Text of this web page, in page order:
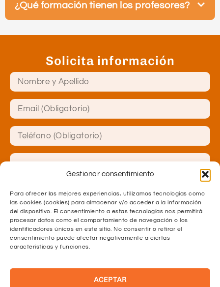
Gestionar consentimiento
Para ofrecer las mejores experiencias, utilizamos tecnologías como
las cookies (cookies) para almacenar y/o acceder a la información
del dispositivo. El consentimiento a estas tecnologías nos permitirá
procesar datos como el comportamiento de navegación o los
identificadores únicos en este sitio. No consentir o retirar el
consentimiento puede afectar negativamente a ciertas
características y funciones.
ACEPTAR
¿Qué formación tienen los profesores?
Solicita información